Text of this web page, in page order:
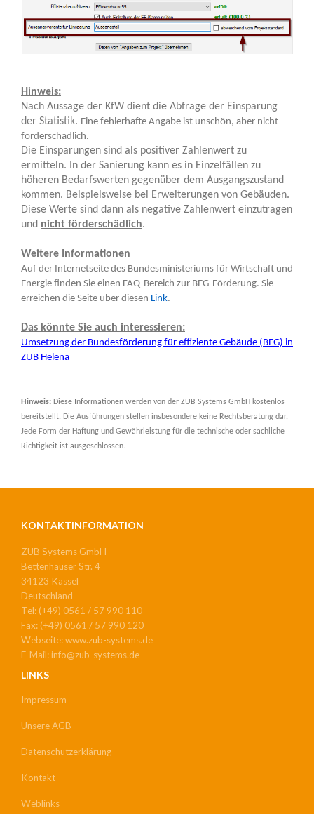
Hinweis:
Nach Aussage der KfW dient die Abfrage der Einsparung
der Statistik. Eine fehlerhafte Angabe ist unschön, aber nicht
förderschädlich.
Die Einsparungen sind als positiver Zahlenwert zu
ermitteln. In der Sanierung kann es in Einzelfällen zu
höheren Bedarfswerten gegenüber dem Ausgangszustand
kommen. Beispielsweise bei Erweiterungen von Gebäuden.
Diese Werte sind dann als negative Zahlenwert einzutragen
und nicht förderschädlich.
Weitere Informationen
Auf der Internetseite des Bundesministeriums für Wirtschaft und
Energie finden Sie einen FAQ-Bereich zur BEG-Förderung. Sie
erreichen die Seite über diesen Link.
Das könnte Sie auch interessieren:
Umsetzung der Bundesförderung für effiziente Gebäude (BEG) in
ZUB Helena
Hinweis: Diese Informationen werden von der ZUB Systems GmbH kostenlos
bereitstellt. Die Ausführungen stellen insbesondere keine Rechtsberatung dar.
Jede Form der Haftung und Gewährleistung für die technische oder sachliche
Richtigkeit ist ausgeschlossen.
KONTAKTINFORMATION
ZUB Systems GmbH
Bettenhäuser Str. 4
34123 Kassel
Deutschland
Tel: (+49) 0561 / 57 990 110
Fax: (+49) 0561 / 57 990 120
Webseite: www.zub-systems.de
E-Mail: info@zub-systems.de
LINKS
Impressum
Unsere AGB
Datenschutzerklärung
Kontakt
Weblinks